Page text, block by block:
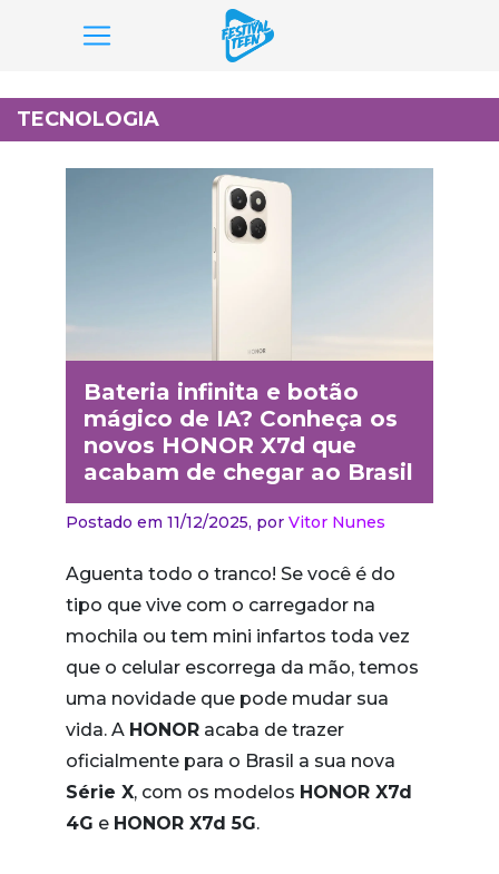
para
o
conteúdo
TECNOLOGIA
Bateria infinita e botão
mágico de IA? Conheça os
novos HONOR X7d que
acabam de chegar ao Brasil
Postado em 11/12/2025, por Vitor Nunes
Aguenta todo o tranco! Se você é do
tipo que vive com o carregador na
mochila ou tem mini infartos toda vez
que o celular escorrega da mão, temos
uma novidade que pode mudar sua
vida. A HONOR acaba de trazer
oficialmente para o Brasil a sua nova
Série X, com os modelos HONOR X7d
4G e HONOR X7d 5G.